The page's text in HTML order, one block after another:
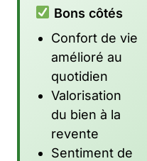
Bons côtés
Confort de vie
amélioré au
quotidien
Valorisation
du bien à la
revente
Sentiment de